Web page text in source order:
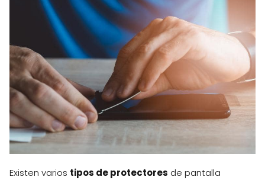
Existen varios tipos de protectores de pantalla